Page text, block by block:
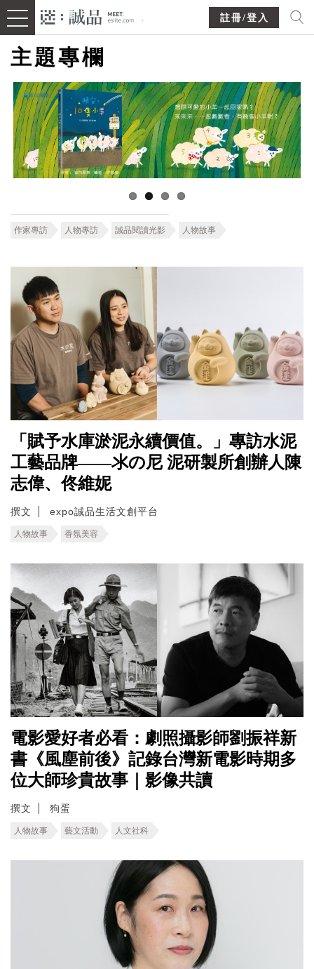
註冊/登入
主題專欄
作家專訪 人物專訪 誠品閱讀光影 人物故事
「賦予水庫淤泥永續價值。」專訪水泥
工藝品牌——氺の尼 泥研製所創辦人陳
志偉、佟維妮
撰文 expo誠品生活文創平台
人物故事 香氛美容
電影愛好者必看：劇照攝影師劉振祥新
書《風塵前後》記錄台灣新電影時期多
位大師珍貴故事｜影像共讀
撰文 狗蛋
人物故事 藝文活動 人文社科